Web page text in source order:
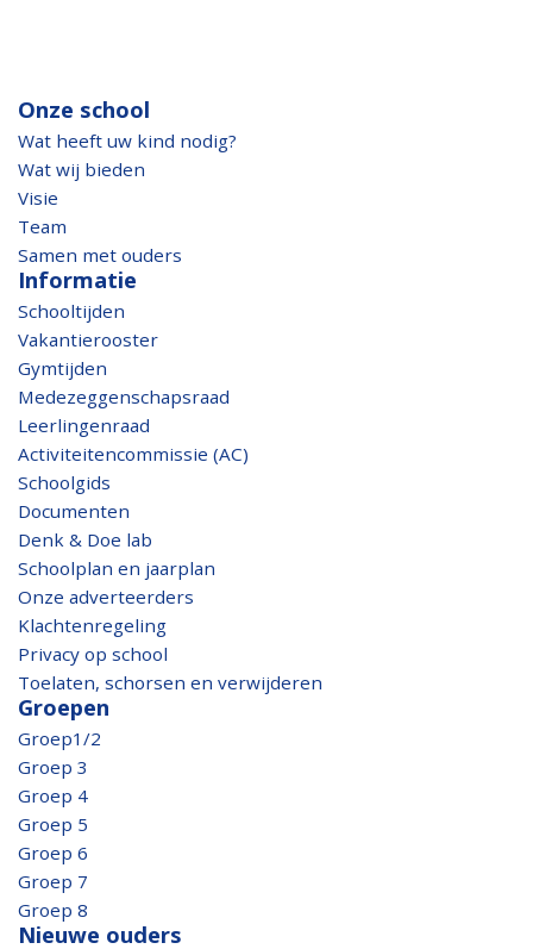
Onze school
Wat heeft uw kind nodig?
Wat wij bieden
Visie
Team
Samen met ouders
Informatie
Schooltijden
Vakantierooster
Gymtijden
Medezeggenschapsraad
Leerlingenraad
Activiteitencommissie (AC)
Schoolgids
Documenten
Denk & Doe lab
Schoolplan en jaarplan
Onze adverteerders
Klachtenregeling
Privacy op school
Toelaten, schorsen en verwijderen
Groepen
Groep1/2
Groep 3
Groep 4
Groep 5
Groep 6
Groep 7
Groep 8
Nieuwe ouders